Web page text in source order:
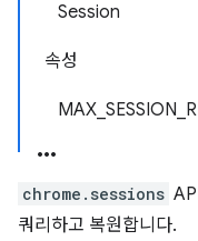
Session
속성
chrome.sessions
쿼리하고 복원합니다.